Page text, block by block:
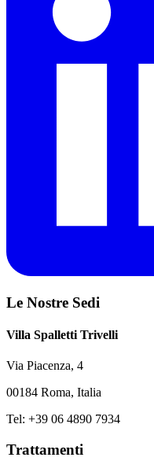
Le Nostre Sedi
Villa Spalletti Trivelli
Via Piacenza, 4
00184 Roma, Italia
Tel: +39 06 4890 7934
Trattamenti